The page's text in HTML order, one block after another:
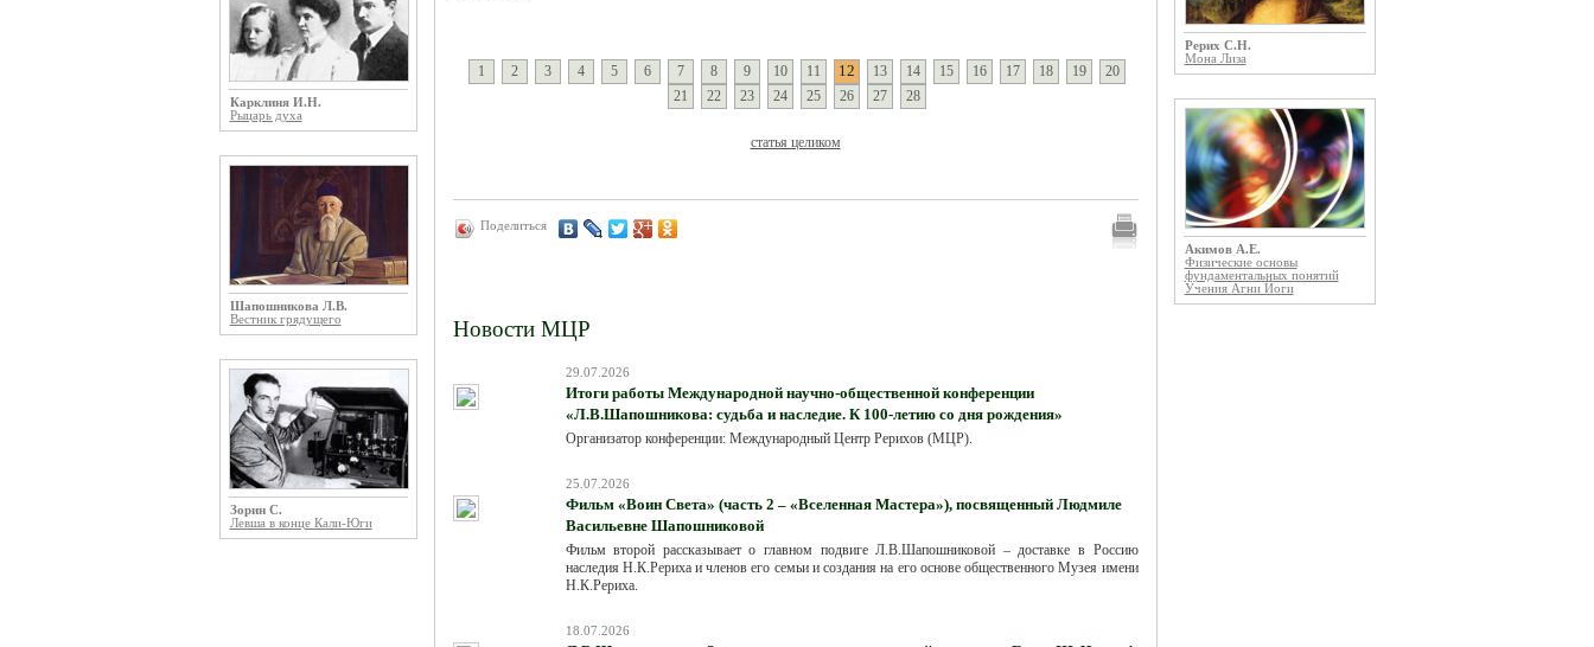
Карклиня И.Н.
Рыцарь духа
Шапошникова Л.В.
Вестник грядущего
Зорин С.
Левша в конце Кали-Юги
1 2 3 4 5 6 7 8 9 10 11 12 13 14 15 16 17 18 19
20
21
22 23 24 25 26 27 28
статья целиком
Поделиться
Новости МЦР
29.07.2026
Итоги работы Международной научно-общественной конференции
«Л.В.Шапошникова: судьба и наследие. К 100-летию со дня рождения»
Организатор конференции: Международный Центр Рерихов (МЦР).
25.07.2026
Фильм «Воин Света» (часть 2 – «Вселенная Мастера»), посвященный Людмиле
Васильевне Шапошниковой
Фильм второй рассказывает о главном подвиге Л.В.Шапошниковой – доставке в Россию
наследия Н.К.Рериха и членов его семьи и создания на его основе общественного Музея имени
Н.К.Рериха.
18.07.2026
Рерих С.Н.
Мона Лиза
Акимов А.Е.
Физические основы
фундаментальных понятий
Учения Агни Йоги